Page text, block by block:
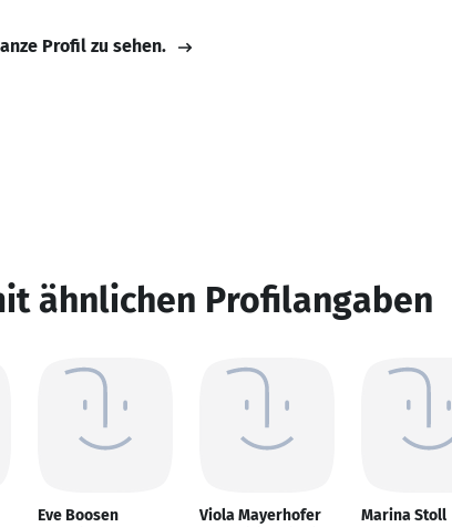
Profil zu sehen.
ähnlichen Profilangaben
Eve Boosen Viola Mayerhofer Marina Stoll